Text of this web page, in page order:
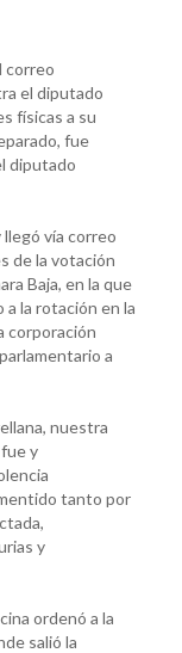
correo
el diputado
físicas a su
fue
diputado
llegó vía correo
de la votación
Baja, en la que
a la rotación en la
corporación
a
nuestra
y
tanto por
y
ordenó a la
salió la